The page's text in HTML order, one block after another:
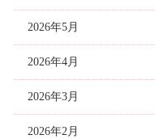
2026年5月
2026年4月
2026年3月
2026年2月